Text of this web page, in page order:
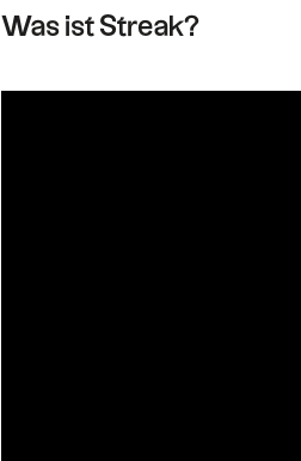
Was ist Streak?